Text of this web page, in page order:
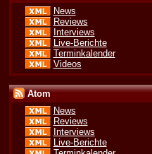
News
Reviews
Interviews
Live-Berichte
Terminkalender
Videos
Atom
News
Reviews
Interviews
Live-Berichte